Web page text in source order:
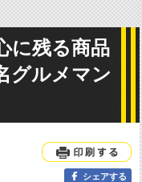
に残る商品
グルメマン
シェアする